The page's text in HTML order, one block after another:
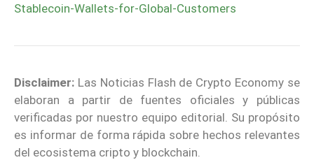
Stablecoin-Wallets-for-Global-Customers
Disclaimer: Las Noticias Flash de Crypto Economy se
elaboran a partir de fuentes oficiales y públicas
verificadas por nuestro equipo editorial. Su propósito
es informar de forma rápida sobre hechos relevantes
del ecosistema cripto y blockchain.